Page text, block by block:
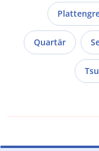
Quartär